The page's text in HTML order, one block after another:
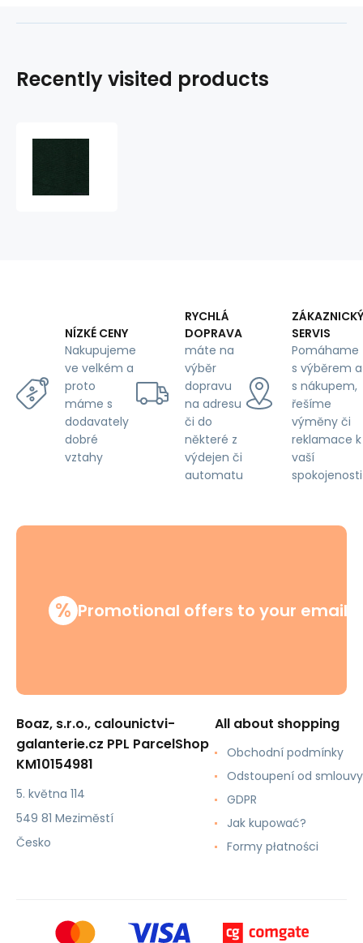
Recently visited products
NÍZKÉ CENY
Nakupujeme
ve velkém a
proto
máme s
dodavately
dobré
vztahy
RYCHLÁ
DOPRAVA
máte na
výběr
dopravu
na adresu
či do
některé z
výdejen či
automatu
ZÁKAZNICKÝ
SERVIS
Pomáhame
s výběrem a
s nákupem,
řešíme
výměny či
reklamace k
vaší
spokojenosti
% Promotional offers to your email
Boaz, s.r.o., calounictvi-
galanterie.cz PPL ParcelShop
KM10154981
5. května 114
549 81 Meziměstí
Česko
All about shopping
Obchodní podmínky
Odstoupení od smlouvy
GDPR
Jak kupować?
Formy płatności